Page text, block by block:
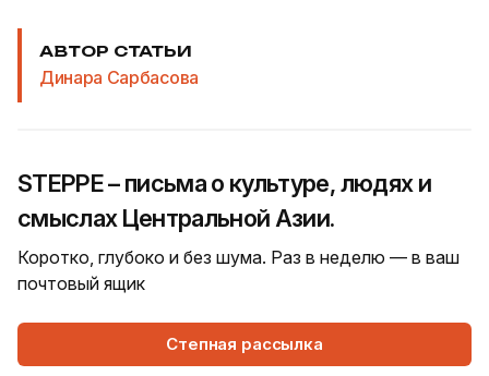
АВТОР СТАТЬИ
Динара Сарбасова
STEPPE – письма о культуре, людях и
смыслах Центральной Азии.
Коротко, глубоко и без шума. Раз в неделю — в ваш
почтовый ящик
Степная рассылка